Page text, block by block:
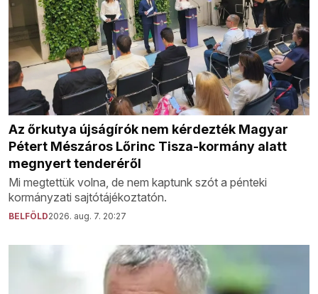
Az őrkutya újságírók nem kérdezték Magyar
Pétert Mészáros Lőrinc Tisza-kormány alatt
megnyert tenderéről
Mi megtettük volna, de nem kaptunk szót a pénteki
kormányzati sajtótájékoztatón.
BELFÖLD2026. aug. 7. 20:27